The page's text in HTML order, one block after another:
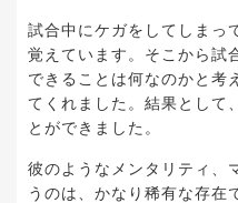
試合中にケガをしてしまっ
覚えています。そこから試
できることは何なのかと考
てくれました。結果として
とができました。
彼のようなメンタリティ、
うのは、かなり稀有な存在